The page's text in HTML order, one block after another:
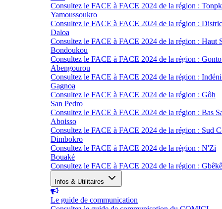
Consultez le FACE à FACE 2024 de la région :
Yamoussoukro
Consultez le FACE à FACE 2024 de la région :
Daloa
Consultez le FACE à FACE 2024 de la région : Haut
Bondoukou
Consultez le FACE à FACE 2024 de la région :
Abengourou
Consultez le FACE à FACE 2024 de la région :
Gagnoa
Consultez le FACE à FACE 2024 de la région : Gôh
San Pedro
Consultez le FACE à FACE 2024 de la région : Bas
Aboisso
Consultez le FACE à FACE 2024 de la région : Sud
Dimbokro
Consultez le FACE à FACE 2024 de la région : N'Zi
Bouaké
Consultez le FACE à FACE 2024 de la région : Gbêkê
Infos & Utilitaires
Le guide de communication